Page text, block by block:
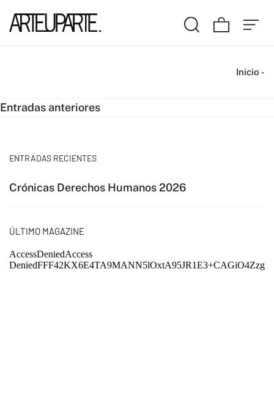
Inicio -
Navegación
entradas
Entradas anteriores
ENTRADAS RECIENTES
Crónicas Derechos Humanos 2026
ÚLTIMO MAGAZINE